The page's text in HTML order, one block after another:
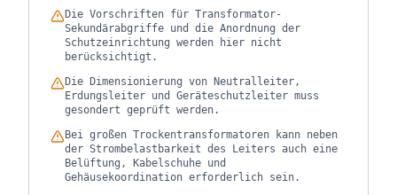
Die Vorschriften für Transformator-
Sekundärabgriffe und die Anordnung der
Schutzeinrichtung werden hier nicht
berücksichtigt.
Die Dimensionierung von Neutralleiter,
Erdungsleiter und Geräteschutzleiter muss
gesondert geprüft werden.
Bei großen Trockentransformatoren kann neben
der Strombelastbarkeit des Leiters auch eine
Belüftung, Kabelschuhe und
Gehäusekoordination erforderlich sein.